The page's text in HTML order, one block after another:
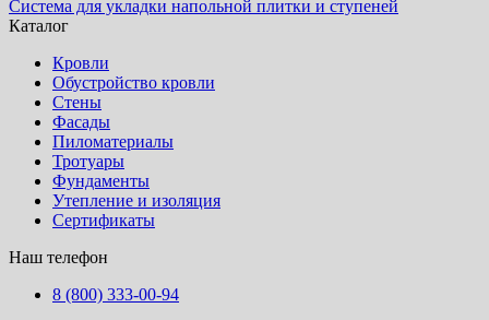
Система для укладки напольной плитки и ступеней
Каталог
Кровли
Обустройство кровли
Стены
Фасады
Пиломатериалы
Тротуары
Фундаменты
Утепление и изоляция
Сертификаты
Наш телефон
8 (800) 333-00-94